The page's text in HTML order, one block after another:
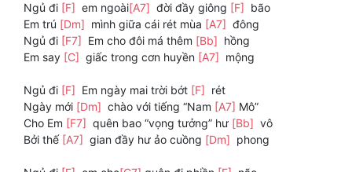
Ngủ đi [F] em ngoài[A7] đời đầy giông [F] bão
Em trú [Dm] mình giữa cái rét mùa [A7] đông
Ngủ đi [F7] Em cho đôi má thêm [Bb] hồng
Em say [C] giấc trong cơn huyền [A7] mộng
Ngủ đi [F] Em ngày mai trời bớt [F] rét
Ngày mới [Dm] chào với tiếng “Nam [A7] Mô”
Cho Em [F7] quên bao “vọng tưởng” hư [Bb] vô
Bởi thế [A7] gian đầy hư ảo cuồng [Dm] phong